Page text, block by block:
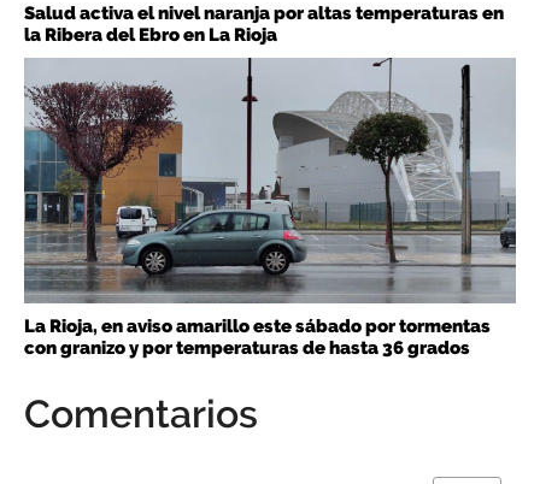
Salud activa el nivel naranja por altas temperaturas en
la Ribera del Ebro en La Rioja
La Rioja, en aviso amarillo este sábado por tormentas
con granizo y por temperaturas de hasta 36 grados
Comentarios